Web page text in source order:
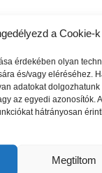
a Cookie-
érdekében olyan
és/vagy eléréséhez.
adatokat
az egyedi azonosítók.
hátrányosan
Megtiltom
következtében
vállfájás.
figyelni: